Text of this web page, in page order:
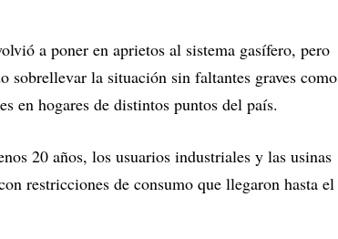
a poner en aprietos al sistema gasífero, pero
sobrellevar la situación sin faltantes graves como
en hogares de distintos puntos del país.
20 años, los usuarios industriales y las usinas
restricciones de consumo que llegaron hasta el